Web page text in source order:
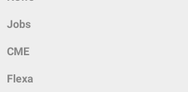
Jobs
CME
Flexa